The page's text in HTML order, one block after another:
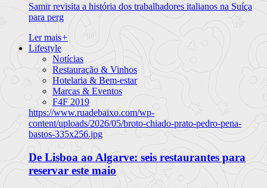
Samir revisita a história dos trabalhadores italianos na Suíça
para perg
Ler mais+
Lifestyle
Notícias
Restauração & Vinhos
Hotelaria & Bem-estar
Marcas & Eventos
F4F 2019
https://www.ruadebaixo.com/wp-
content/uploads/2026/05/broto-chiado-prato-pedro-pena-
bastos-335x256.jpg
De Lisboa ao Algarve: seis restaurantes para
reservar este maio